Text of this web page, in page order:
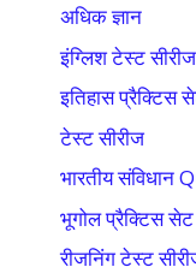
अधिक ज्ञान
इंग्लिश टेस्ट सीरीज
इतिहास प्रैक्टिस
टेस्ट सीरीज
भारतीय संविधान
भूगोल प्रैक्टिस सेट
रीजनिंग टेस्ट